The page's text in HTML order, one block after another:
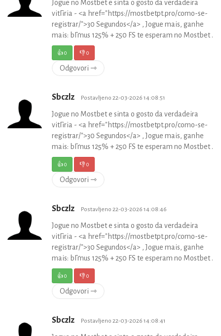
Jogue no Mostbet e sinta o gosto da verdadeira
vitГіria - <a href="https://mostbetpt.pro/como-se-
registrar/">30 Segundos</a> , Jogue mais, ganhe
mais: bГґnus 125% + 250 FS te esperam no Mostbet .
👍0 👎0
Odgovori ⇾
Sbczlz Postavljeno 22-03-2026 14:08:51
Jogue no Mostbet e sinta o gosto da verdadeira
vitГіria - <a href="https://mostbetpt.pro/como-se-
registrar/">30 Segundos</a> , Jogue mais, ganhe
mais: bГґnus 125% + 250 FS te esperam no Mostbet .
👍0 👎0
Odgovori ⇾
Sbczlz Postavljeno 22-03-2026 14:08:46
Jogue no Mostbet e sinta o gosto da verdadeira
vitГіria - <a href="https://mostbetpt.pro/como-se-
registrar/">30 Segundos</a> , Jogue mais, ganhe
mais: bГґnus 125% + 250 FS te esperam no Mostbet .
👍0 👎0
Odgovori ⇾
Sbczlz Postavljeno 22-03-2026 14:08:41